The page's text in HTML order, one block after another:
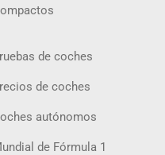
de coches
de coches
autónomos
de Fórmula 1